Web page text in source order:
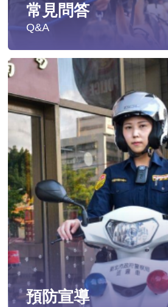
常見問答
Q&A
遭受性侵害時，可向哪些單位
發生性侵害案件後，我可以請
發生性侵害案件後，我需要去
遇到性騷擾案件之處理？
當你遭受到家庭暴力時該如何
預防宣導